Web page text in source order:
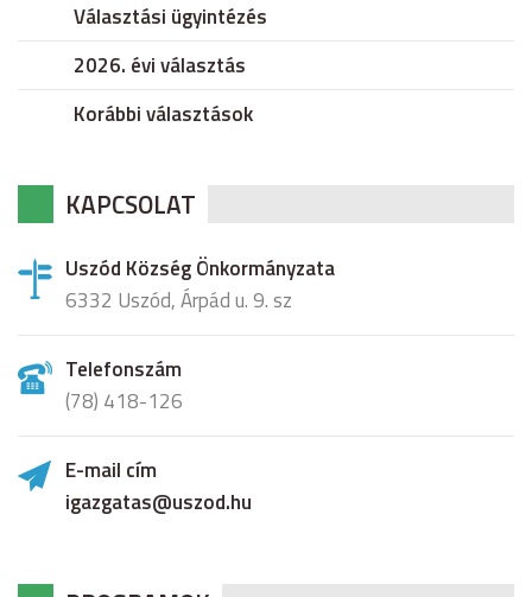
Választási ügyintézés
2026. évi választás
Korábbi választások
KAPCSOLAT
Uszód Község Önkormányzata
6332 Uszód, Árpád u. 9. sz
Telefonszám
(78) 418-126
E-mail cím
igazgatas@uszod.hu